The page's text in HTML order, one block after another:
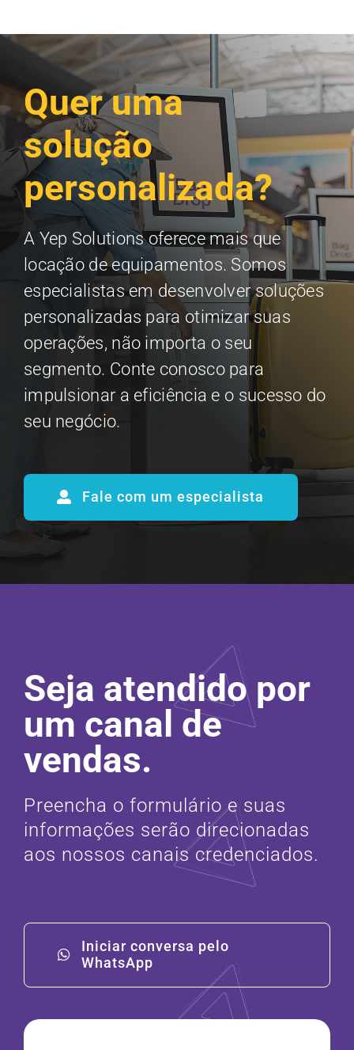
Quer uma
solução
personalizada?
A Yep Solutions oferece mais que
locação de equipamentos. Somos
especialistas em desenvolver soluções
personalizadas para otimizar suas
operações, não importa o seu
segmento. Conte conosco para
impulsionar a eficiência e o sucesso do
seu negócio.
Fale com um especialista
Seja atendido por
um canal de
vendas.
Preencha o formulário e suas
informações serão direcionadas
aos nossos canais credenciados.
Iniciar conversa pelo
WhatsApp